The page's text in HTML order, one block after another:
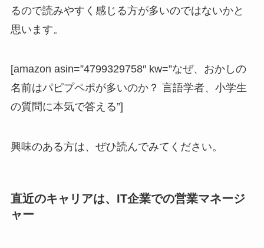
るので読みやすく感じる方が多いのではないかと
思います。
[amazon asin=”4799329758″ kw=”なぜ、おかしの
名前はパピプペポが多いのか？ 言語学者、小学生
の質問に本気で答える”]
興味のある方は、ぜひ読んでみてください。
直近のキャリアは、IT企業での営業マネージ
ャー